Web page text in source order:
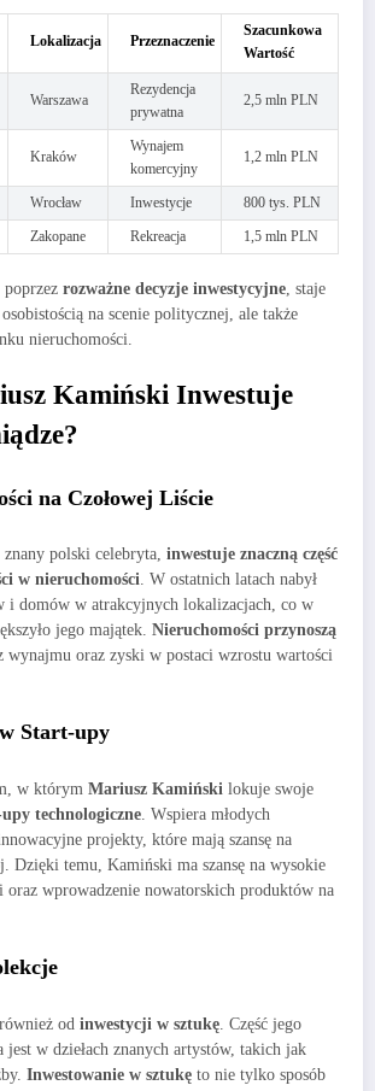
Lokalizacja Przeznaczenie
Szacunkowa
Wartość
Warszawa
Rezydencja
prywatna
2,5 mln PLN
Kraków
Wynajem
komercyjny
1,2 mln PLN
Wrocław Inwestycje
800 tys. PLN
Zakopane Rekreacja 1,5 mln PLN
rozważne decyzje inwestycyjne, staje
na scenie politycznej, ale także
nieruchomości.
Kamiński Inwestuje
na Czołowej Liście
polski celebryta, inwestuje znaczną część
w nieruchomości. W ostatnich latach nabył
i domów w atrakcyjnych lokalizacjach, co w
jego majątek. Nieruchomości przynoszą
wynajmu oraz zyski w postaci wzrostu wartości
Start-upy
w którym Mariusz Kamiński lokuje swoje
technologiczne . Wspiera młodych
projekty, które mają szansę na
Dzięki temu, Kamiński ma szansę na wysokie
wprowadzenie nowatorskich produktów na
od inwestycji w sztukę . Część jego
jest w dziełach znanych artystów, takich jak
Inwestowanie w sztukę to nie tylko sposób